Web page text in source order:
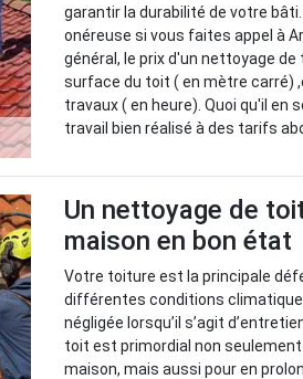
garantir la durabilité de votre
onéreuse si vous faites appel à
général, le prix d'un nettoyage
surface du toit ( en mètre carré)
travaux ( en heure). Quoi qu'il en
travail bien réalisé à des tarifs
Un nettoyage de
maison en bon état
Votre toiture est la principale
différentes conditions
négligée lorsqu’il s’agit
toit est primordial non
maison, mais aussi pour en